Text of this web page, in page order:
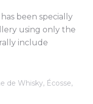
been specially
using only the
include
de Whisky, Écosse,